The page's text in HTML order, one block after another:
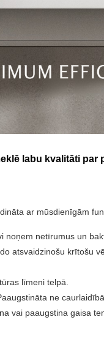
labu kvalitāti
ar mūsdienīgām
noņem netīrumus un
atsvaidzinošu krītošu
līmeni telpā.
ne
vai paaugstina gaisa